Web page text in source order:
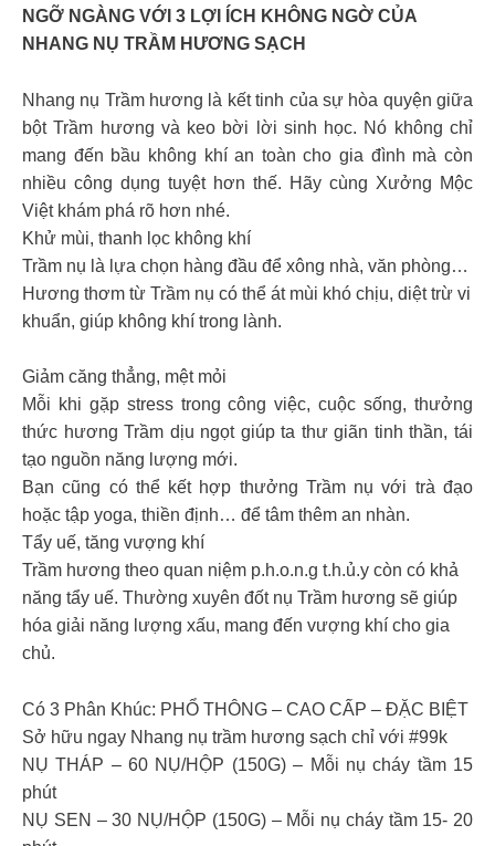
NGỠ NGÀNG VỚI 3 LỢI ÍCH KHÔNG NGỜ CỦA
NHANG NỤ TRẦM HƯƠNG SẠCH
Nhang nụ Trầm hương là kết tinh của sự hòa quyện giữa
bột Trầm hương và keo bời lời sinh học. Nó không chỉ
mang đến bầu không khí an toàn cho gia đình mà còn
nhiều công dụng tuyệt hơn thế. Hãy cùng Xưởng Mộc
Việt khám phá rõ hơn nhé.
Khử mùi, thanh lọc không khí
Trầm nụ là lựa chọn hàng đầu để xông nhà, văn phòng…
Hương thơm từ Trầm nụ có thể át mùi khó chịu, diệt trừ vi
khuẩn, giúp không khí trong lành.
Giảm căng thẳng, mệt mỏi
Mỗi khi gặp stress trong công việc, cuộc sống, thưởng
thức hương Trầm dịu ngọt giúp ta thư giãn tinh thần, tái
tạo nguồn năng lượng mới.
Bạn cũng có thể kết hợp thưởng Trầm nụ với trà đạo
hoặc tập yoga, thiền định… để tâm thêm an nhàn.
Tẩy uế, tăng vượng khí
Trầm hương theo quan niệm p.h.o.n.g t.h.ủ.y còn có khả
năng tẩy uế. Thường xuyên đốt nụ Trầm hương sẽ giúp
hóa giải năng lượng xấu, mang đến vượng khí cho gia
chủ.
Có 3 Phân Khúc: PHỔ THÔNG – CAO CẤP – ĐẶC BIỆT
Sở hữu ngay Nhang nụ trầm hương sạch chỉ với #99k
NỤ THÁP – 60 NỤ/HỘP (150G) – Mỗi nụ cháy tầm 15
phút
NỤ SEN – 30 NỤ/HỘP (150G) – Mỗi nụ cháy tầm 15- 20